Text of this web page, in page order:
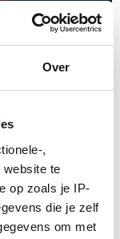
Over
,
te
op zoals je IP-
die je zelf
om met
prijslijst